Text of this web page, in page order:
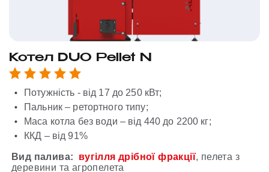
Котел DUO Pellet N
Потужність - від 17 до 250 кВт;
Пальник – ретортного типу;
Маса котла без води – від 440 до 2200 кг;
ККД – від 91%
Вид палива: вугілля дрібної фракції, пелета з
деревини та агропелета